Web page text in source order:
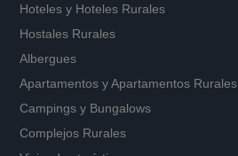
Hoteles y Hoteles Rurales
Hostales Rurales
Albergues
Apartamentos yApartamentos Rurales
Campings y Bungalows
Complejos Rurales